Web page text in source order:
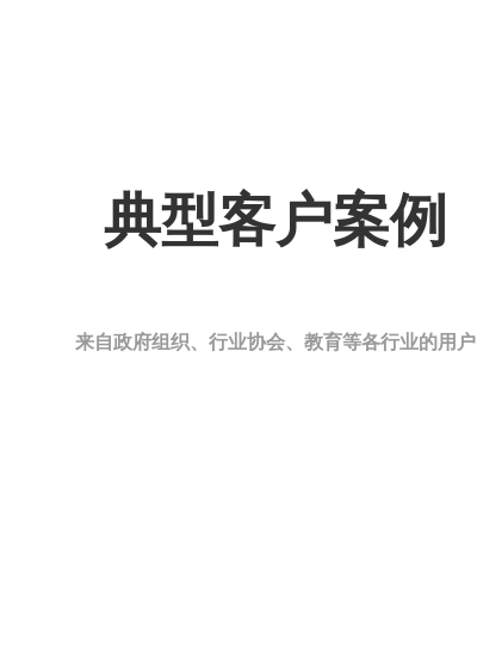
典型客户案例
来自政府组织、行业协会、教育等各行业的用户